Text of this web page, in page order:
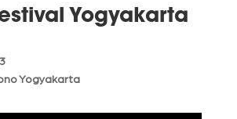
Yogyakarta
Yogyakarta